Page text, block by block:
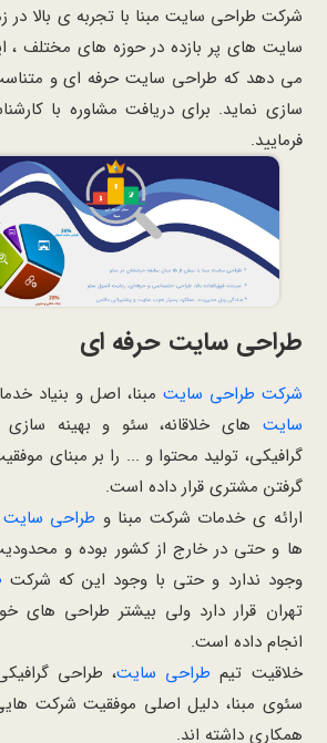
شرکت طراحی سایت مبنا با تجربه ی بالا در
سایت های پر بازده در حوزه های مختلف ،
می دهد که طراحی سایت حرفه ای و متناسب
سازی نماید. برای دریافت مشاوره با
فرمایید.
طراحی سایت حرفه ای
شرکت طراحی سایت مبنا، اصل و بنیاد
سایت های خلاقانه، سئو و بهینه
گرافیکی، تولید محتوا و ... را بر مبنای
گرفتن مشتری قرار داده است.
ارائه ی خدمات شرکت مبنا و طراحی سایت
ها و حتی در خارج از کشور بوده و
وجود ندارد و حتی با وجود این که شرکت
تهران قرار دارد ولی بیشتر طراحی های
انجام داده است.
خلاقیت تیم طراحی سایت، طراحی
سئوی مبنا، دلیل اصلی موفقیت شرکت
همکاری داشته اند.